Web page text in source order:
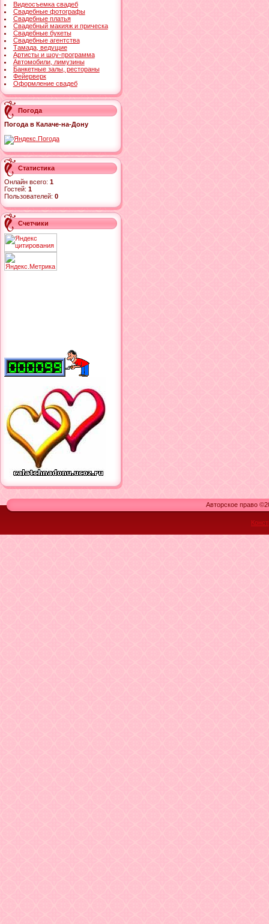
Видеосъемка свадеб
Свадебные фотографы
Свадебные платья
Свадебный макияж и прическа
Свадебные букеты
Свадебные агентства
Тамада, ведущие
Артисты и шоу-программа
Автомобили, лимузины
Банкетные залы, рестораны
Фейерверк
Оформление свадеб
Погода
Погода в Калаче-на-Дону
Статистика
Онлайн всего: 1
Гостей: 1
Пользователей: 0
Счетчики
Авторское право